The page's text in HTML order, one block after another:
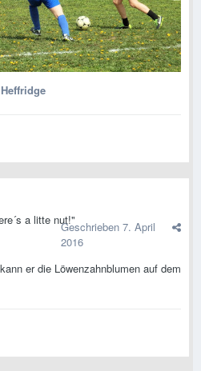
a litte nut!"Geschrieben 7. April
2016
er die Löwenzahnblumen auf dem